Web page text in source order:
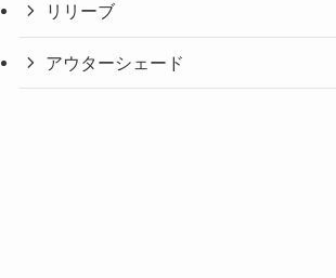
リリーブ
アウターシェード